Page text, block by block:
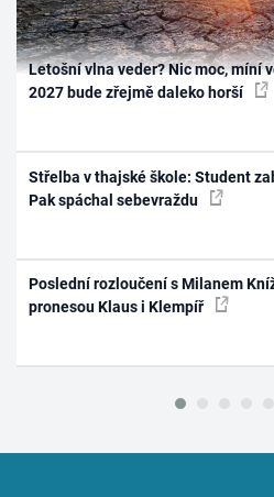
Letošní vlna veder? Nic moc, míní
2027 bude zřejmě daleko horší
Střelba v thajské škole: Student
Pak spáchal sebevraždu
Poslední rozloučení s Milanem
pronesou Klaus i Klempíř